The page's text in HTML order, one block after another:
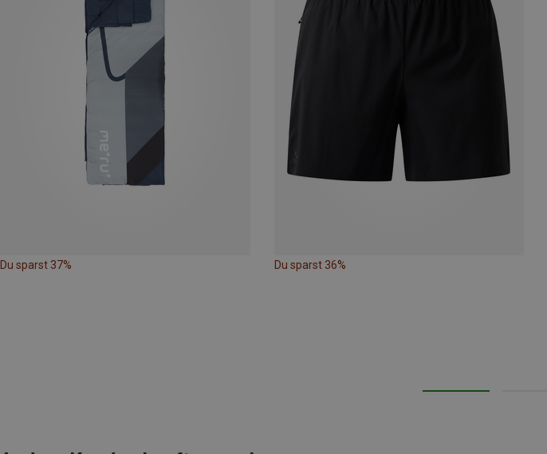
Du sparst 37% Du sparst 36%